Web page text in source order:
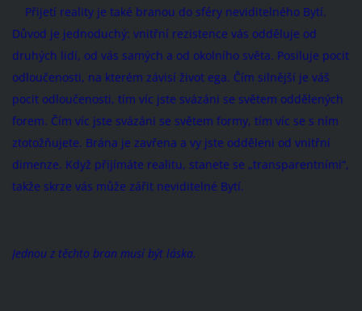
Přijetí reality je také branou do sféry neviditelného Bytí.
Důvod je jednoduchý: vnitřní rezistence vás odděluje od
druhých lidí, od vás samých a od okolního světa. Posiluje pocit
odloučenosti, na kterém závisí život ega. Čím silnější je váš
pocit odloučenosti, tím víc jste svázáni se světem oddělených
forem. Čím víc jste svázáni se světem formy, tím víc se s ním
ztotožňujete. Brána je zavřena a vy jste odděleni od vnitřní
dimenze. Když přijímáte realitu, stanete se „transparentními“,
takže skrze vás může zářit neviditelné Bytí.
Jednou z těchto bran musí být láska.